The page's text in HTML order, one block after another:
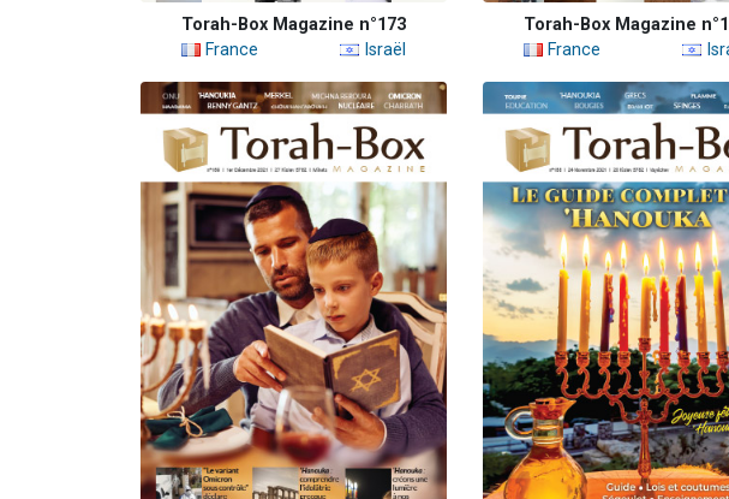
Torah-Box Magazine n°173
France
Israël
Torah-Box Magazine
France